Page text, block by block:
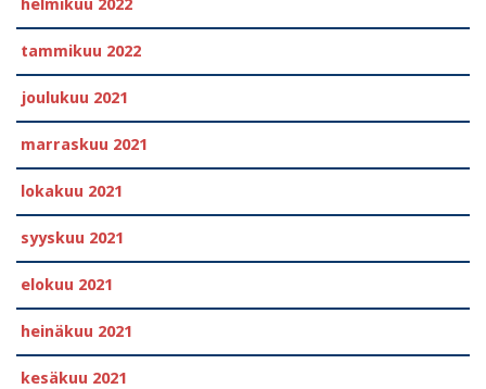
tammikuu 2022
joulukuu 2021
marraskuu 2021
lokakuu 2021
syyskuu 2021
elokuu 2021
heinäkuu 2021
kesäkuu 2021